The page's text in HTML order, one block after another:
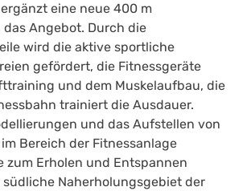
eine neue 400 m
Angebot. Durch die
wird die aktive sportliche
gefördert, die Fitnessgeräte
und dem Muskelaufbau, die
trainiert die Ausdauer.
und das Aufstellen von
Bereich der Fitnessanlage
zum Erholen und Entspannen
südliche Naherholungsgebiet der